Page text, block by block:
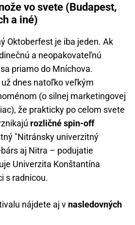
vo svete (Budapest,
a iné)
Oktoberfest je iba jeden. Ak
a neopakovateľnú
priamo do Mníchova.
dnes natoľko veľkým
(o silnej marketingovej
že prakticky po celom svete
rozličné spin-off
"Nitránsky univerzitný
aj Nitra – podujatie
Univerzita Konštantína
s radnicou.
nájdete aj v nasledovných